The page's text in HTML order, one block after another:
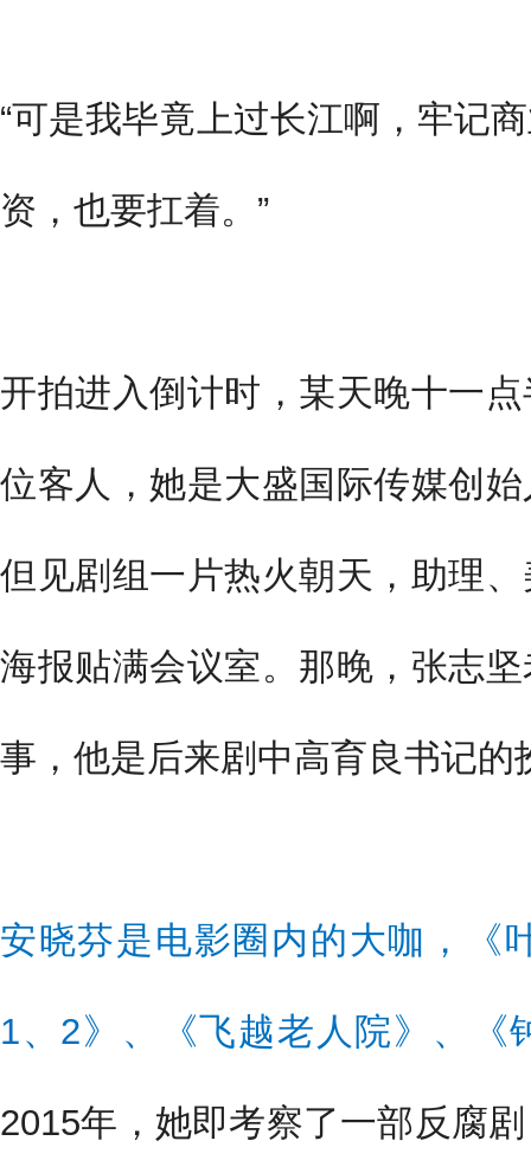
“可是我毕竟上过长江啊，牢记
资，也要扛着。”
开拍进入倒计时，某天晚十一
位客人，她是大盛国际传媒创
但见剧组一片热火朝天，助理
海报贴满会议室。那晚，张志
事，他是后来剧中高育良书记的
安晓芬是电影圈内的大咖，《
1、2》、《飞越老人院》、《
2015年，她即考察了一部反腐